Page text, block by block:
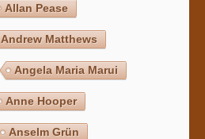
Allan Pease
Andrew Matthews
Angela Maria Marui
Anne Hooper
Anselm Grün